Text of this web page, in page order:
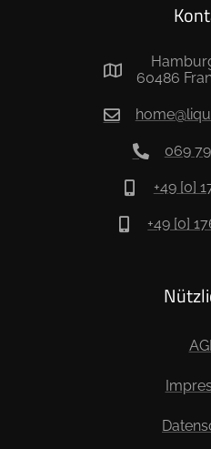
60486
069
+49 [0]
+49 [0]